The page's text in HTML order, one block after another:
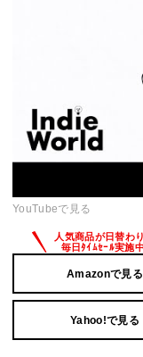
YouTubeで見る
Amazonで見る
Yahoo!で見る